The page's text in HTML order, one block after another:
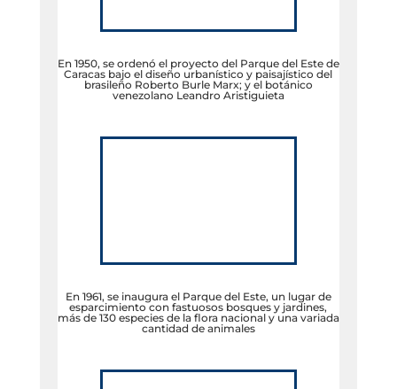
En 1950, se ordenó el proyecto del Parque del Este de
Caracas bajo el diseño urbanístico y paisajístico del
brasileño Roberto Burle Marx; y el botánico
venezolano Leandro Aristiguieta
En 1961, se inaugura el Parque del Este, un lugar de
esparcimiento con fastuosos bosques y jardines,
más de 130 especies de la flora nacional y una variada
cantidad de animales